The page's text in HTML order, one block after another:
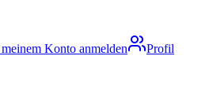
Konto anmelden
Profil